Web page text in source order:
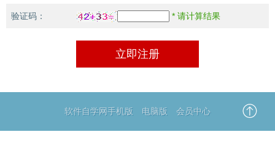
验证码： * 请计算结果
软件自学网手机版 电脑版 会员中心